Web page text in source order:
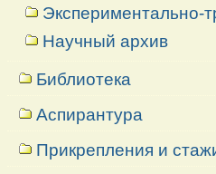
Экспериментально-
Научный архив
Библиотека
Аспирантура
Прикрепления и